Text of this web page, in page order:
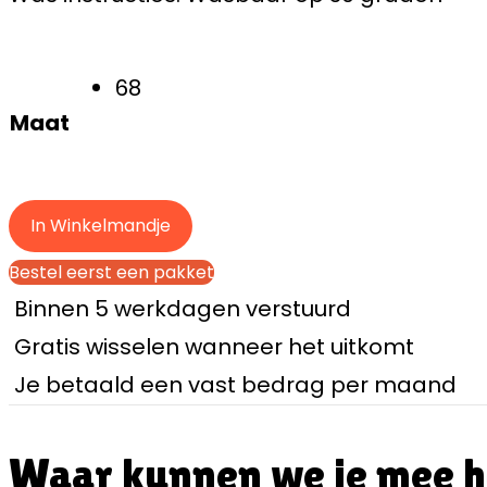
Maat
68
In Winkelmandje
Bestel eerst een pakket
Binnen 5 werkdagen verstuurd
Gratis wisselen wanneer het uitkomt
Je betaald een vast bedrag per maand
Waar kunnen we je mee